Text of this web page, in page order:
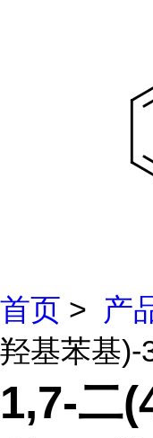
首页 > 产
羟基苯基)-
1,7-二